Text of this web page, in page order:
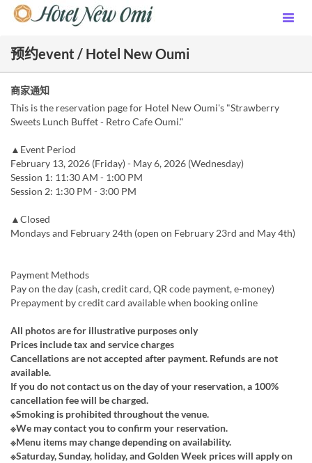
预约event / Hotel New Oumi
商家通知
This is the reservation page for Hotel New Oumi's "Strawberry
Sweets Lunch Buffet - Retro Cafe Oumi."
▲Event Period
February 13, 2026 (Friday) - May 6, 2026 (Wednesday)
Session 1: 11:30 AM - 1:00 PM
Session 2: 1:30 PM - 3:00 PM
▲Closed
Mondays and February 24th (open on February 23rd and May 4th)
Payment Methods
Pay on the day (cash, credit card, QR code payment, e-money)
Prepayment by credit card available when booking online
All photos are for illustrative purposes only
Prices include tax and service charges
Cancellations are not accepted after payment. Refunds are not
available.
If you do not contact us on the day of your reservation, a 100%
cancellation fee will be charged.
※Smoking is prohibited throughout the venue.
※We may contact you to confirm your reservation.
※Menu items may change depending on availability.
※Saturday, Sunday, holiday, and Golden Week prices will apply on